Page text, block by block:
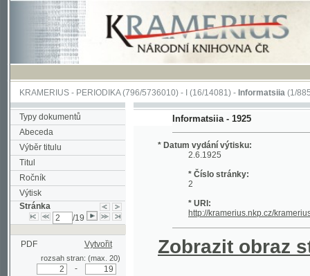
KRAMERIUS-PERIODIKA(796/5736010) -I(16/14081) -Informatsiia(1/885)
Typy dokumentů
Abeceda
Výběr titulu
Titul
Ročník
Výtisk
Stránka
PDF Vytvořit
rozsah stran: (max. 20)
Informatsiia - 1925
* Datum vydání výtisku:
2.6.1925
* Číslo stránky:
* URI:
Zobrazit obraz